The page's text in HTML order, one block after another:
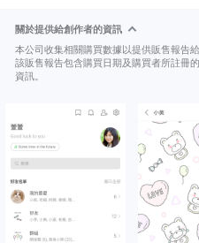
關於提供給創作者的資訊
本公司收集相關購買數據以提供販售報告給
該販售報告包含購買日期及購買者所註冊
資訊。